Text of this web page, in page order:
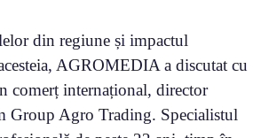
din regiune și impactul
AGROMEDIA a discutat cu
comerț internațional, director
Group Agro Trading. Specialistul